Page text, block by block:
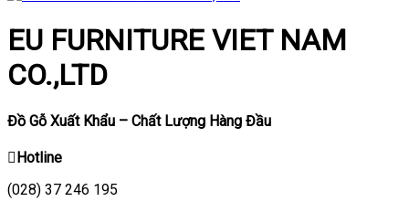
EU FURNITURE VIET NAM
CO.,LTD
Đồ Gỗ Xuất Khẩu – Chất Lượng Hàng Đầu
Hotline
(028) 37 246 195